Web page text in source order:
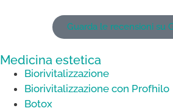
Guarda le recensioni su
Medicina estetica
Biorivitalizzazione
Biorivitalizzazione con Profhilo
Botox